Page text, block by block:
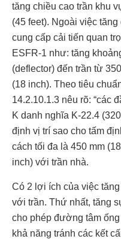
tăng chiều cao trần khu
(45 feet). Ngoài việc
cung cấp cải tiến quan
ESFR-1 như: tăng
(deflector) đến trần từ
(18 inch). Theo tiêu
14.2.10.1.3 nêu rõ: “các
K danh nghĩa K-22.4
định vị trí sao cho tấm
cách tối đa là 450 mm
inch) với trần nhà.
Có 2 lợi ích của việc
với trần. Thứ nhất, tăng
cho phép đường tâm
khả năng tránh các kết